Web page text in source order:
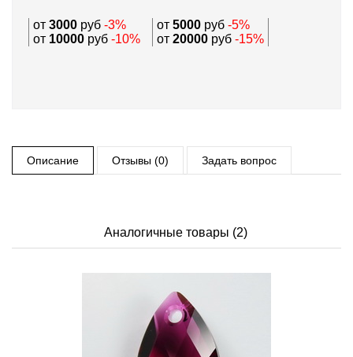
от 3000 руб -3% от 5000 руб -5%
от 10000 руб -10% от 20000 руб -15%
Описание Отзывы (0) Задать вопрос
Аналогичные товары (2)